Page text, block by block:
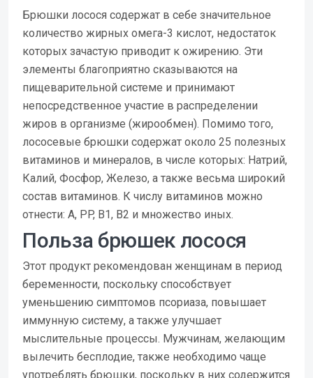
Брюшки лосося содержат в себе значительное
количество жирных омега-3 кислот, недостаток
которых зачастую приводит к ожирению. Эти
элементы благоприятно сказываются на
пищеварительной системе и принимают
непосредственное участие в распределении
жиров в организме (жирообмен). Помимо того,
лососевые брюшки содержат около 25 полезных
витаминов и минералов, в числе которых: Натрий,
Калий, Фосфор, Железо, а также весьма широкий
состав витаминов. К числу витаминов можно
отнести: A, PP, B1, B2 и множество иных.
Польза брюшек лосося
Этот продукт рекомендован женщинам в период
беременности, поскольку способствует
уменьшению симптомов псориаза, повышает
иммунную систему, а также улучшает
мыслительные процессы. Мужчинам, желающим
вылечить бесплодие, также необходимо чаще
употреблять брюшки, поскольку в них содержится